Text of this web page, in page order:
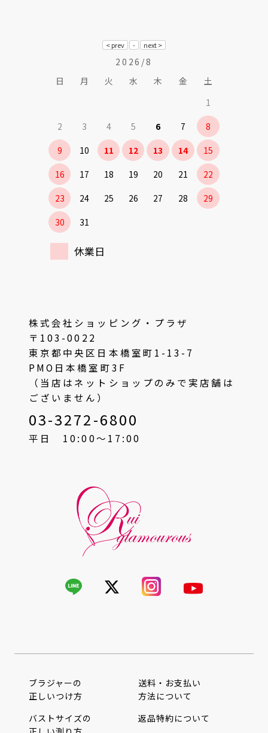
2026/8
日
月 火 水 木 金
土
1
2
3 4 5 6 7
8
9
10 11 12 13 14
15
16
17 18 19 20 21
22
23
24 25 26 27 28
29
30
31
休業日
株式会社ショッピング・プラザ
〒103-0022
東京都中央区日本橋室町1-13-7
PMO日本橋室町3F
（当店はネットショップのみで実店舗は
ございません）
03-3272-6800
平日 10:00〜17:00
ブラジャーの
正しいつけ方
バストサイズの
送料・お支払い
方法について
返品特約について